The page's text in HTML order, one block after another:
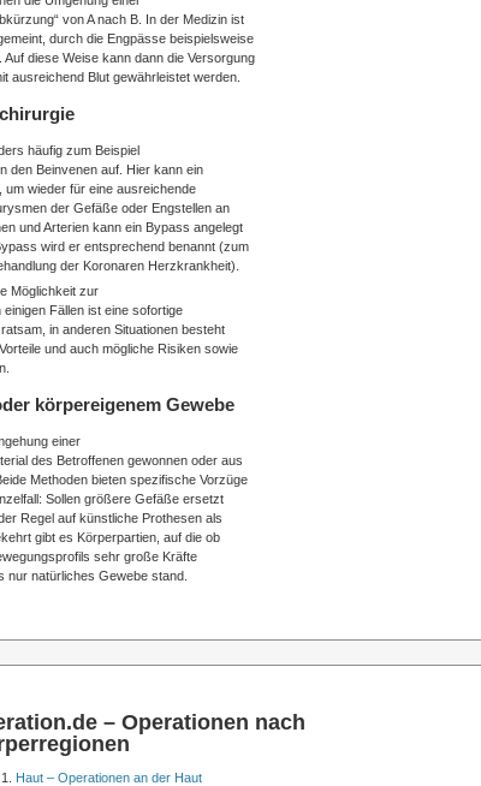
von A nach B. In der Medizin ist
durch die Engpässe beispielsweise
diese Weise kann dann die Versorgung
ausreichend Blut gewährleistet werden.
häufig zum Beispiel
den Beinvenen auf. Hier kann ein
wieder für eine ausreichende
der Gefäße oder Engstellen an
und Arterien kann ein Bypass angelegt
wird er entsprechend benannt (zum
der Koronaren Herzkrankheit).
Möglichkeit zur
Fällen ist eine sofortige
in anderen Situationen besteht
und auch mögliche Risiken sowie
körpereigenem Gewebe
einer
des Betroffenen gewonnen oder aus
Methoden bieten spezifische Vorzüge
Sollen größere Gefäße ersetzt
Regel auf künstliche Prothesen als
gibt es Körperpartien, auf die ob
sehr große Kräfte
nur natürliches Gewebe stand.
– Operationen nach
Haut – Operationen an der Haut